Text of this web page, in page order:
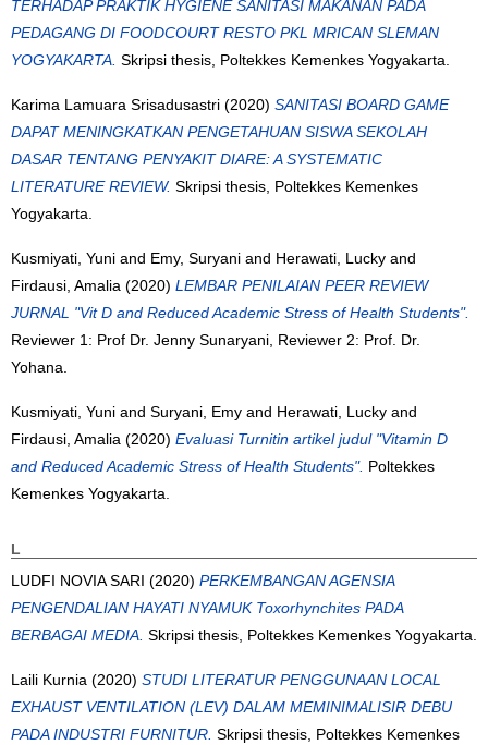
TERHADAP PRAKTIK HYGIENE SANITASI MAKANAN PADA
PEDAGANG DI FOODCOURT RESTO PKL MRICAN SLEMAN
YOGYAKARTA. Skripsi thesis, Poltekkes Kemenkes Yogyakarta.
Karima Lamuara Srisadusastri (2020) SANITASI BOARD GAME
DAPAT MENINGKATKAN PENGETAHUAN SISWA SEKOLAH
DASAR TENTANG PENYAKIT DIARE: A SYSTEMATIC
LITERATURE REVIEW. Skripsi thesis, Poltekkes Kemenkes
Yogyakarta.
Kusmiyati, Yuni and Emy, Suryani and Herawati, Lucky and
Firdausi, Amalia (2020) LEMBAR PENILAIAN PEER REVIEW
JURNAL "Vit D and Reduced Academic Stress of Health Students".
Reviewer 1: Prof Dr. Jenny Sunaryani, Reviewer 2: Prof. Dr.
Yohana.
Kusmiyati, Yuni and Suryani, Emy and Herawati, Lucky and
Firdausi, Amalia (2020) Evaluasi Turnitin artikel judul "Vitamin D
and Reduced Academic Stress of Health Students". Poltekkes
Kemenkes Yogyakarta.
L
LUDFI NOVIA SARI (2020) PERKEMBANGAN AGENSIA
PENGENDALIAN HAYATI NYAMUK Toxorhynchites PADA
BERBAGAI MEDIA. Skripsi thesis, Poltekkes Kemenkes Yogyakarta.
Laili Kurnia (2020) STUDI LITERATUR PENGGUNAAN LOCAL
EXHAUST VENTILATION (LEV) DALAM MEMINIMALISIR DEBU
PADA INDUSTRI FURNITUR. Skripsi thesis, Poltekkes Kemenkes